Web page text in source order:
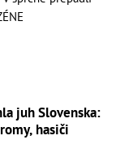
juh Slovenska:
hasiči